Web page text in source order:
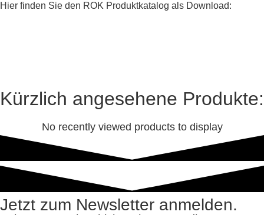
Hier finden Sie den ROK Produktkatalog als Download:
Kürzlich angesehene Produkte:
No recently viewed products to display
Jetzt zum Newsletter anmelden.